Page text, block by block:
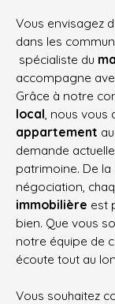
Vous envisagez
dans les
spécialiste du
accompagne
Grâce à notre
local, nous vous
appartement au
demande
patrimoine. De
négociation,
immobilière est
bien. Que vous
notre équipe de
écoute tout au
Vous souhaitez